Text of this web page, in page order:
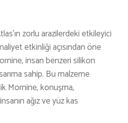
zorlu arazilerdeki etkileyici
etkinliği açısından öne
insan benzeri silikon
sahip. Bu malzeme
Mornine, konuşma,
ağız ve yüz kas